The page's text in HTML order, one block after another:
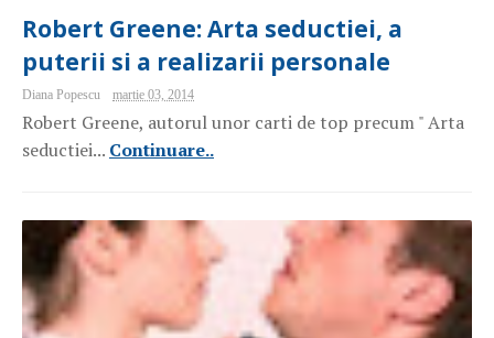
Robert Greene: Arta seductiei, a
puterii si a realizarii personale
Diana Popescu martie 03, 2014
Robert Greene, autorul unor carti de top precum " Arta
seductiei... Continuare..